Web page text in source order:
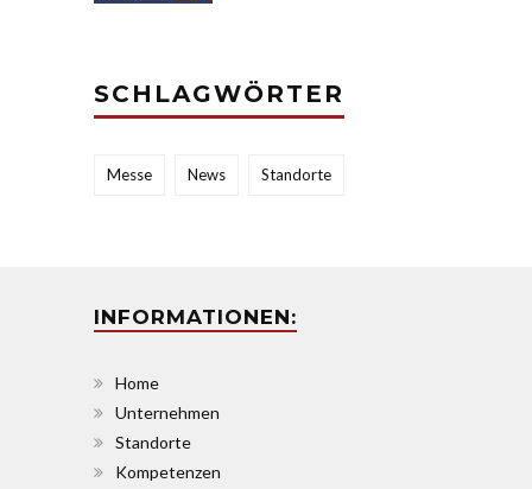
SCHLAGWÖRTER
Messe News Standorte
INFORMATIONEN:
Home
Unternehmen
Standorte
Kompetenzen